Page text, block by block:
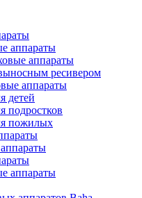
аппараты
аппараты
ресивером
аппараты
детей
подростков
пожилых
аппараты